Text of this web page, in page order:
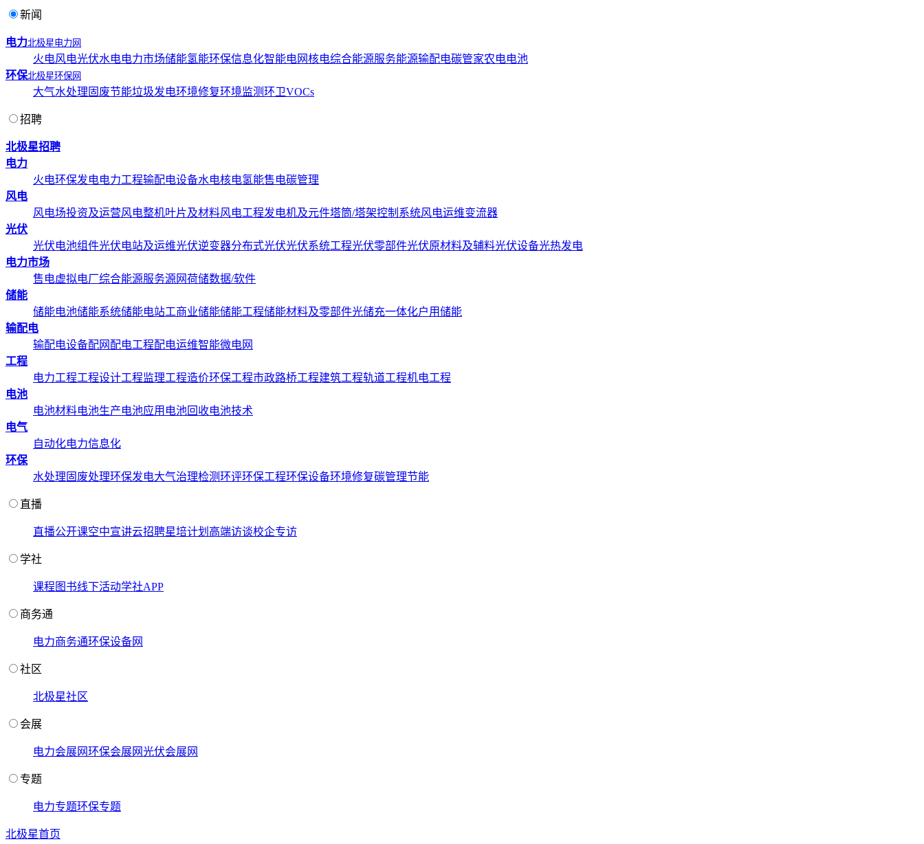
新闻
电力北极星电力网
火电风电光伏水电电力市场储能氢能环保信息化智能电网核电综合能源服务能源输配电碳管家农电电池
环保北极星环保网
大气水处理 固废节能垃圾发电环境修复环境监测环卫VOCs
招聘
北极星招聘
电力
火电环保发电电力工程输配电设备水电核电氢能售电碳管理
风电
风电场投资及运营风电整机叶片及材料风电工程发电机及元件塔筒/塔架控制系统风电运维变流器
光伏
光伏电池组件光伏电站及运维光伏逆变器分布式光伏光伏系统工程光伏零部件光伏原材料及辅料光伏设备光热发电
电力市场
售电虚拟电厂综合能源服务源网荷储数据/软件
储能
储能电池储能系统储能电站工商业储能储能工程储能材料及零部件光储充一体化户用储能
输配电
输配电设备配网配电工程配电运维智能微电网
工程
电力工程工程设计工程监理工程造价环保工程市政路桥工程建筑工程轨道工程机电工程
电池
电池材料电池生产电池应用 电池回收电池技术
电气
自动化电力信息化
环保
水处理 固废处理环保发电大气治理检测环评环保工程环保设备环境修复碳管理节能
直播
直播公开课空中宣讲云招聘星培计划 高端访谈校企专访
学社
课程 图书线下活动学社APP
商务通
电力商务通环保设备网
社区
北极星社区
会展
电力会展网环保会展网光伏会展网
专题
电力专题环保专题
北极星首页